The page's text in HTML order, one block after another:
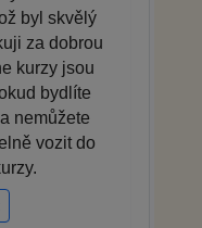
byl skvělý
za dobrou
kurzy jsou
bydlíte
nemůžete
vozit do